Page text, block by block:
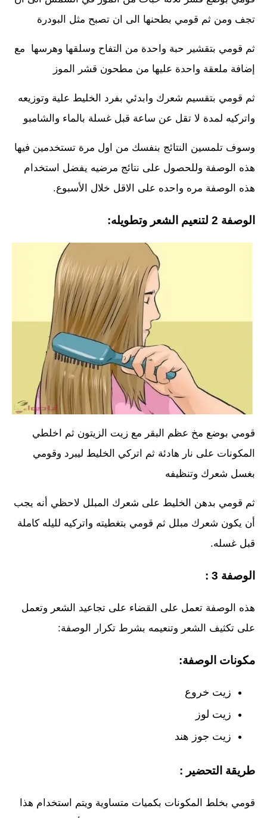
تجف ومن ثم قومي بطحنها الى ان تصبح مثل البودرة
ثم قومي بتقشير حبة واحدة من التفاح وسلقها وهرسها مع
إضافة ملعقة واحدة عليها من مطحون قشر الموز
ثم قومي بتقسيم شعرك وابدئي بفرد الخليط علية وتوزيعه
واتركيه لمدة لا تقل عن ساعة قبل غسلة بالماء والشامبو
وسوف تلمسين النتائج بنفسك من اول مرة تستخدمين فيها
هذه الوصفة وللحصول على نتائج مرضيه يفضل استخدام
هذه الوصفة مره واحده على الاقل خلال الأسبوع.
الوصفة 2 لتنعيم الشعر وتطويله:
قومي بوضع مخ عظم البقر مع زيت الزيتون ثم اخلطي
المكونات على نار هادئة ثم اتركي الخليط ليبرد وقومي
بغسل شعرك وتنظيفه
ثم قومي بدهن الخليط على شعرك المبلل لاحظي أنه يجب
أن يكون شعرك مبلل ثم قومي بتغطيته واتركيه لليله كاملة
قبل غسله.
الوصفة 3 :
هذه الوصفة تعمل على القضاء على تجاعيد الشعر وتعمل
على تكثيف الشعر وتنعيمه بشرط تكرار الوصفة:
مكونات الوصفة:
زيت خروع
زيت لوز
زيت جوز هند
طريقة التحضير :
قومي بخلط المكونات بكميات متساوية ويتم استخدام هذا